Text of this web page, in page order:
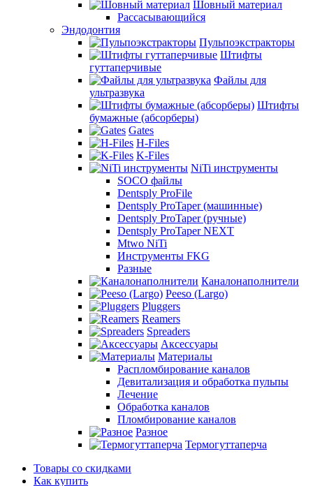
Шовный материал
Рассасывающийся
Эндодонтия
Пульпоэкстракторы
Штифты
гуттаперчивые
Файлы для
ультразвука
Штифты
бумажные (абсорберы)
Gates
H-Files
K-Files
NiTi инструменты
SOCO файлы
Dentsply ProFile
Dentsply ProTaper (машинные)
Dentsply ProTaper (ручные)
Dentsply ProTaper NEXT
Mtwo NiTi
Инструменты FKG
Разные
Каналонаполнители
Peeso (Largo)
Pluggers
Reamers
Spreaders
Аксессуары
Материалы
Распломбирование каналов
Девитализация и обработка пульпы
Лечение
Обработка каналов
Пломбирование каналов
Разное
Термогуттаперча
Товары со скидками
Как купить